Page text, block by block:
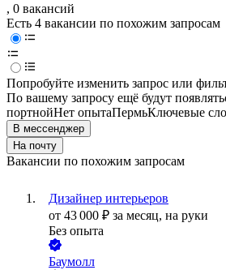
, 0 вакансий
Есть 4 вакансии по похожим запросам
Попробуйте изменить запрос или
По вашему запросу ещё будут
портнойНет опытаПермьКлючевые
В мессенджер
На почту
Вакансии по похожим запросам
Дизайнер интерьеров
от 43 000 ₽ за месяц, на руки
Без опыта
Баумолл